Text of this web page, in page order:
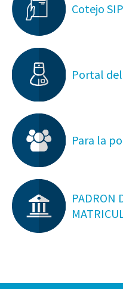
Cotejo
Portal
Para la
PADRON